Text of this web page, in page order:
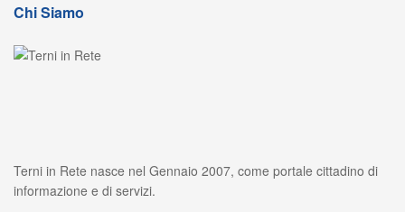
Chi Siamo
Terni in Rete nasce nel Gennaio 2007, come portale cittadino di
informazione e di servizi.